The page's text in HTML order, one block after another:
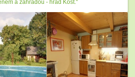
a zahradou - hrad Kost.“